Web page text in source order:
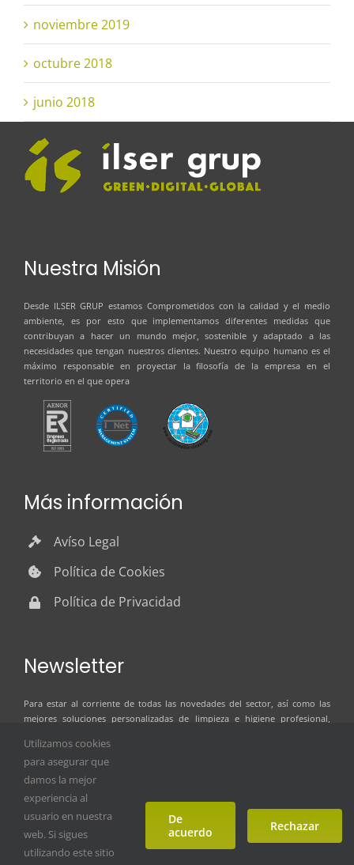
noviembre 2019
octubre 2018
junio 2018
Nuestra Misión
Desde ILSER GRUP estamos Comprometidos con la calidad y el medio
ambiente, es por esto que implementamos diferentes medidas que
contribuyan a hacer un mundo mejor, sostenible y adaptado a las
necesidades que tengan nuestros clientes. Nuestro equipo humano es el
máximo responsable en proyectar la filosofía de la empresa en el
territorio en el que opera
Más información
Avíso Legal
Política de Cookies
Política de Privacidad
Newsletter
Para estar al corriente de todas las novedades del sector, así como las
mejores soluciones personalizadas de limpieza e higiene profesional,
Utilizamos cookies
para asegurar que
damos la mejor
experiencia al
usuario en nuestra
web. Si sigues
utilizando este sitio
De
acuerdo
Rechazar